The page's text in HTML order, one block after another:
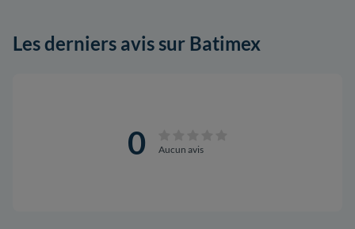
Les derniers avis sur Batimex
0 Aucun avis